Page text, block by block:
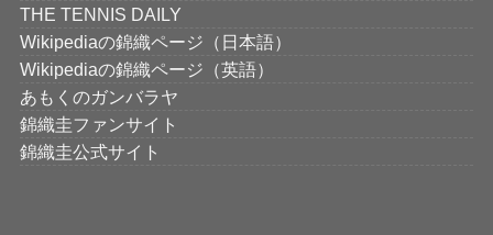
THE TENNIS DAILY
Wikipediaの錦織ページ（日本語）
Wikipediaの錦織ページ（英語）
あもくのガンバラヤ
錦織圭ファンサイト
錦織圭公式サイト